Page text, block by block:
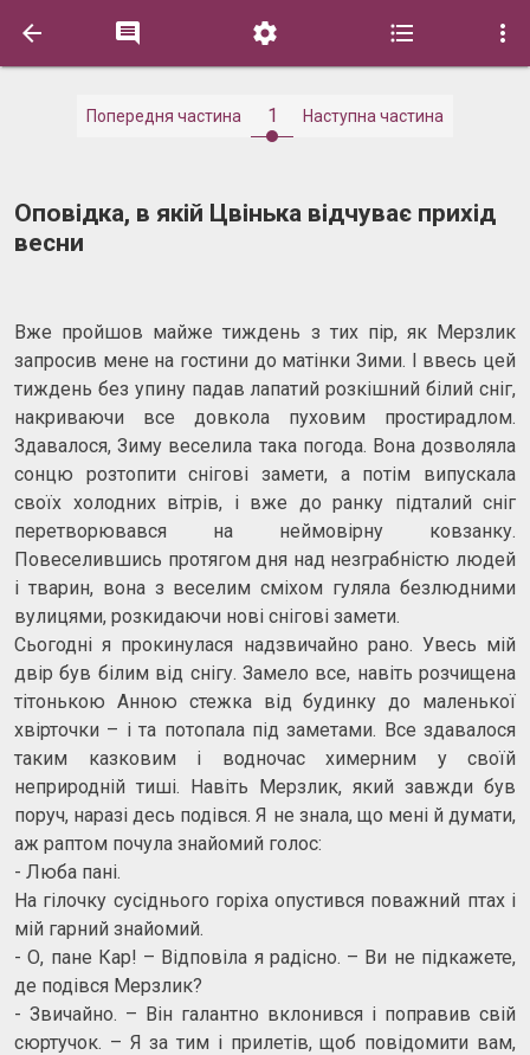
    
Попередня частина 1 Наступна частина
Оповідка, в якій Цвінька відчуває прихід
весни
Вже пройшов майже тиждень з тих пір, як Мерзлик
запросив мене на гостини до матінки Зими. І ввесь цей
тиждень без упину падав лапатий розкішний білий сніг,
накриваючи все довкола пуховим простирадлом.
Здавалося, Зиму веселила така погода. Вона дозволяла
сонцю розтопити снігові замети, а потім випускала
своїх холодних вітрів, і вже до ранку підталий сніг
перетворювався на неймовірну ковзанку.
Повеселившись протягом дня над незграбністю людей
і тварин, вона з веселим сміхом гуляла безлюдними
вулицями, розкидаючи нові снігові замети.
Сьогодні я прокинулася надзвичайно рано. Увесь мій
двір був білим від снігу. Замело все, навіть розчищена
тітонькою Анною стежка від будинку до маленької
хвірточки – і та потопала під заметами. Все здавалося
таким казковим і водночас химерним у своїй
неприродній тиші. Навіть Мерзлик, який завжди був
поруч, наразі десь подівся. Я не знала, що мені й думати,
аж раптом почула знайомий голос:
- Люба пані.
На гілочку сусіднього горіха опустився поважний птах і
мій гарний знайомий.
- О, пане Кар! – Відповіла я радісно. – Ви не підкажете,
де подівся Мерзлик?
- Звичайно. – Він галантно вклонився і поправив свій
сюртучок. – Я за тим і прилетів, щоб повідомити вам,